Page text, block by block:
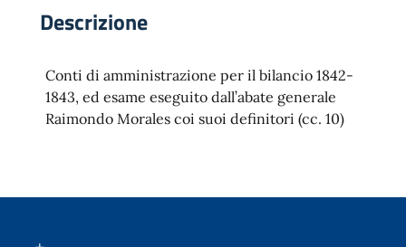
Descrizione
Conti di amministrazione per il bilancio 1842-
1843, ed esame eseguito dall’abate generale
Raimondo Morales coi suoi definitori (cc. 10)